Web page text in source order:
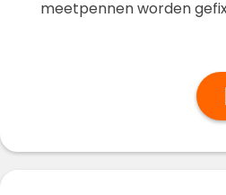
meetpennen worden